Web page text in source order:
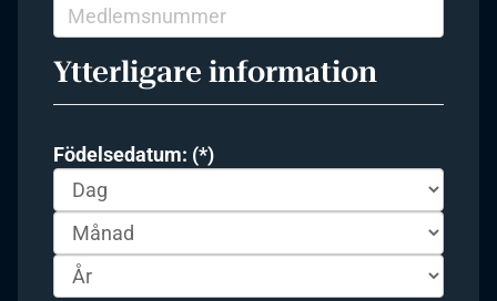
Ytterligare information
Födelsedatum: (*)